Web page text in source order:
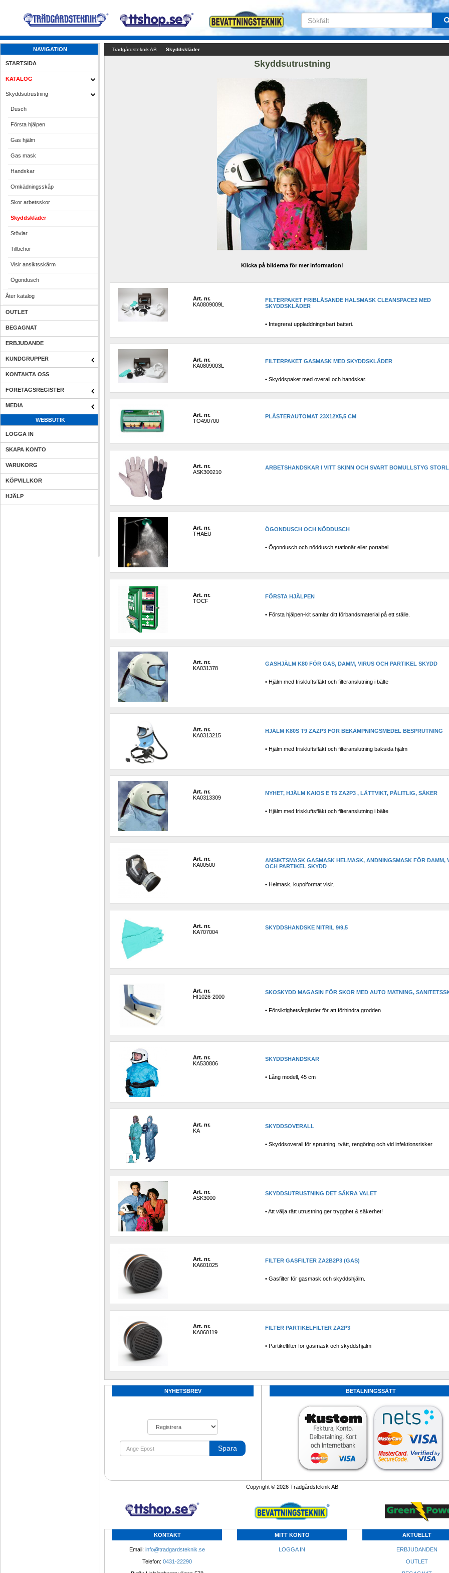
NAVIGATION
STARTSIDA
KATALOG
Skyddsutrustning
Dusch
Första hjälpen
Gas hjälm
Gas mask
Handskar
Omkädningsskåp
Skor arbetsskor
Skyddskläder
Stövlar
Tillbehör
Visir ansiktsskärm
Ögondusch
Åter katalog
OUTLET
BEGAGNAT
ERBJUDANDE
KUNDGRUPPER
KONTAKTA OSS
FÖRETAGSREGISTER
MEDIA
WEBBUTIK
LOGGA IN
SKAPA KONTO
VARUKORG
KÖPVILLKOR
HJÄLP
Trädgårdsteknik AB Skyddskläder
Skyddsutrustning
Klicka på bilderna för mer information!
Art. nr.
KA0809009L
FILTERPAKET FRIBLÅSANDE HALSMASK CLEANSPACE2 MED
SKYDDSKLÄDER
• Integrerat uppladdningsbart batteri.
Art. nr.
KA0809003L
FILTERPAKET GASMASK MED SKYDDSKLÄDER
• Skyddspaket med overall och handskar.
Art. nr.
TO490700
PLÅSTERAUTOMAT 23X12X5,5 CM
Art. nr.
ASK300210
ARBETSHANDSKAR I VITT SKINN OCH SVART BOMULLSTYG
Art. nr.
THAEU
ÖGONDUSCH OCH NÖDDUSCH
• Ögondusch och nöddusch stationär eller portabel
Art. nr.
TOCF
FÖRSTA HJÄLPEN
• Första hjälpen-kit samlar ditt förbandsmaterial på ett ställe.
Art. nr.
KA031378
GASHJÄLM K80 FÖR GAS, DAMM, VIRUS OCH PARTIKEL SKYDD
• Hjälm med friskluftsfläkt och filteranslutning i bälte
Art. nr.
KA0313215
HJÄLM K80S T9 ZAZP3 FÖR BEKÄMPNINGSMEDEL BESPRUTNING
• Hjälm med friskluftsfläkt och filteranslutning baksida hjälm
Art. nr.
KA0313309
NYHET, HJÄLM KAIOS E T5 ZA2P3 , LÄTTVIKT, PÅLITLIG, SÄKER
• Hjälm med friskluftsfläkt och filteranslutning i bälte
Art. nr.
KA00500
ANSIKTSMASK GASMASK HELMASK, ANDNINGSMASK FÖR DAMM,
OCH PARTIKEL SKYDD
• Helmask, kupolformat visir.
Art. nr.
KA707004
SKYDDSHANDSKE NITRIL 9/9,5
Art. nr.
HI1026-2000
SKOSKYDD MAGASIN FÖR SKOR MED AUTO MATNING,
• Försiktighetsåtgärder för att förhindra grodden
Art. nr.
KA530806
SKYDDSHANDSKAR
• Lång modell, 45 cm
Art. nr.
KA
SKYDDSOVERALL
• Skyddsoverall för sprutning, tvätt, rengöring och vid infektionsrisker
Art. nr.
ASK3000
SKYDDSUTRUSTNING DET SÄKRA VALET
• Att välja rätt utrustning ger trygghet & säkerhet!
Art. nr.
KA601025
FILTER GASFILTER ZA2B2P3 (GAS)
• Gasfilter för gasmask och skyddshjälm.
Art. nr.
KA060119
FILTER PARTIKELFILTER ZA2P3
• Partikelfilter för gasmask och skyddshjälm
NYHETSBREV
Spara
BETALNINGSSÄTT
Copyright © 2026 Trädgårdsteknik AB
KONTAKT
Email: info@tradgardsteknik.se
Telefon: 0431-22290
MITT KONTO
LOGGA IN
AKTUELLT
ERBJUDANDEN
OUTLET